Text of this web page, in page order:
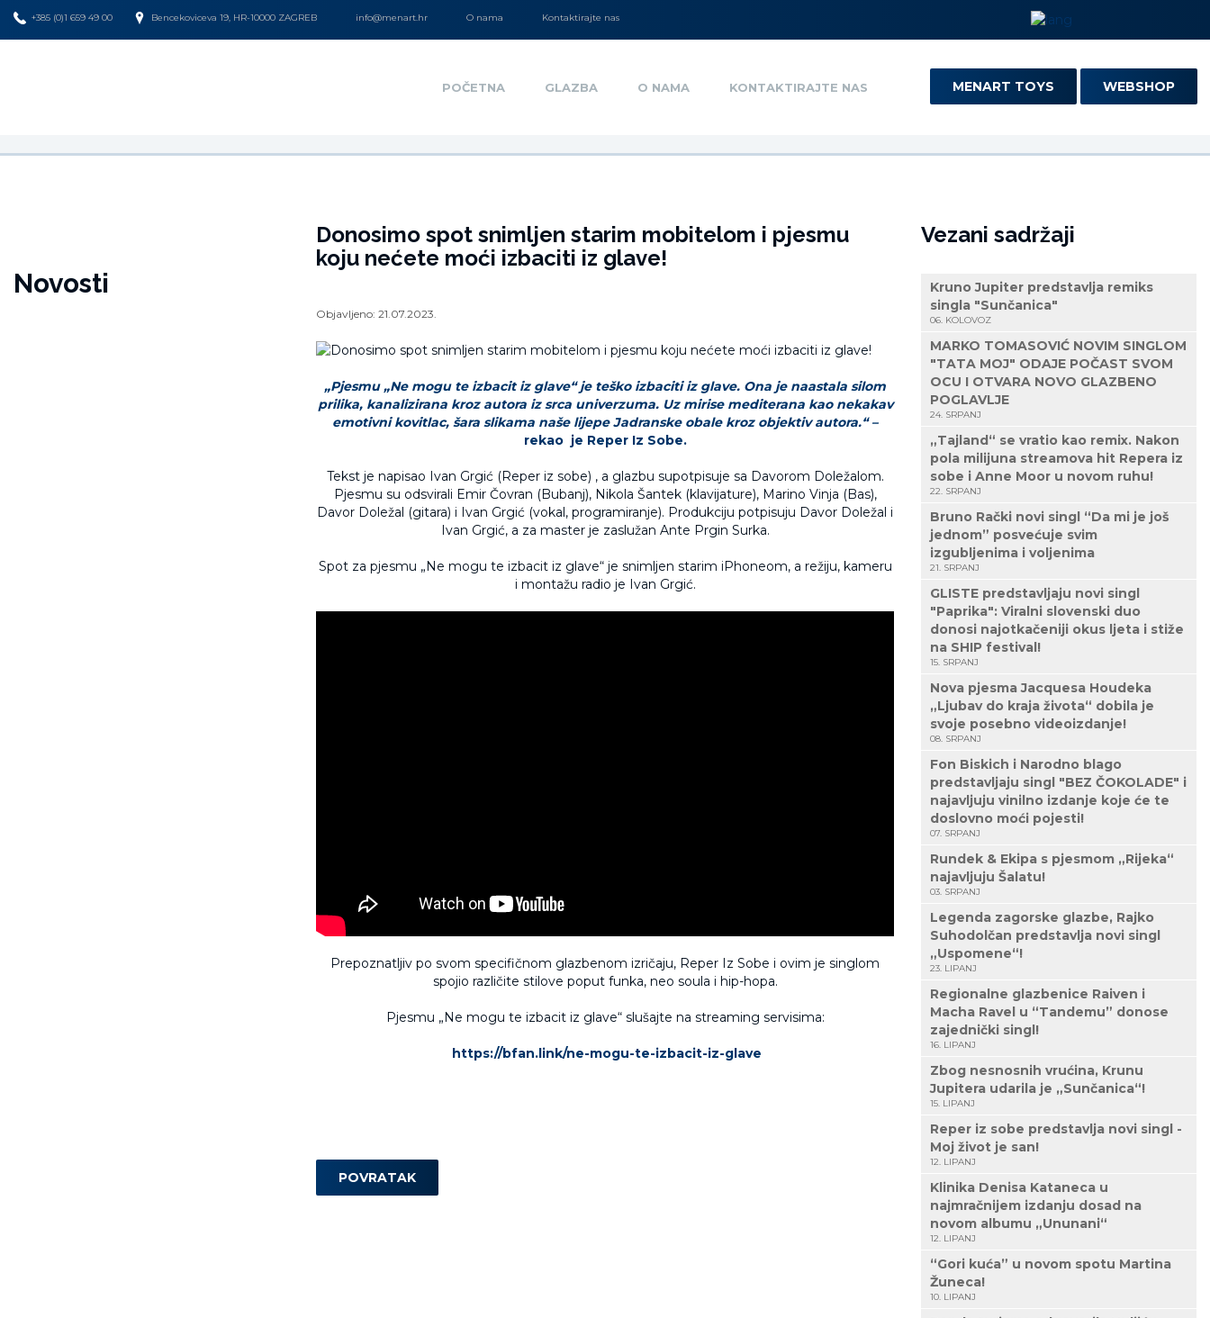
+385 (0)1 659 49 00 Bencekoviceva 19, HR-10000 ZAGREB info@menart.hr O nama Kontaktirajte nas
POČETNA GLAZBA O NAMA KONTAKTIRAJTE NAS MENART TOYS WEBSHOP
Novosti
Donosimo spot snimljen starim mobitelom i pjesmu
koju nećete moći izbaciti iz glave!
Objavljeno: 21.07.2023.
„Pjesmu „Ne mogu te izbacit iz glave“ je teško izbaciti iz glave. Ona je naastala silom
prilika, kanalizirana kroz autora iz srca univerzuma. Uz mirise mediterana kao nekakav
emotivni kovitlac, šara slikama naše lijepe Jadranske obale kroz objektiv autora.“ –
rekao je Reper Iz Sobe.
Tekst je napisao Ivan Grgić (Reper iz sobe) , a glazbu supotpisuje sa Davorom Doležalom.
Pjesmu su odsvirali Emir Čovran (Bubanj), Nikola Šantek (klavijature), Marino Vinja (Bas),
Davor Doležal (gitara) i Ivan Grgić (vokal, programiranje). Produkciju potpisuju Davor Doležal i
Ivan Grgić, a za master je zaslužan Ante Prgin Surka.
Spot za pjesmu „Ne mogu te izbacit iz glave“ je snimljen starim iPhoneom, a režiju, kameru
i montažu radio je Ivan Grgić.
Prepoznatljiv po svom specifičnom glazbenom izričaju, Reper Iz Sobe i ovim je singlom
spojio različite stilove poput funka, neo soula i hip-hopa.
Pjesmu „Ne mogu te izbacit iz glave“ slušajte na streaming servisima:
https://bfan.link/ne-mogu-te-izbacit-iz-glave
POVRATAK
Vezani sadržaji
Kruno Jupiter predstavlja remiks
singla "Sunčanica"
06. KOLOVOZ
MARKO TOMASOVIĆ NOVIM SINGLOM
"TATA MOJ" ODAJE POČAST SVOM
OCU I OTVARA NOVO GLAZBENO
POGLAVLJE
24. SRPANJ
„Tajland“ se vratio kao remix. Nakon
pola milijuna streamova hit Repera iz
sobe i Anne Moor u novom ruhu!
22. SRPANJ
Bruno Rački novi singl “Da mi je još
jednom” posvećuje svim
izgubljenima i voljenima
21. SRPANJ
GLISTE predstavljaju novi singl
"Paprika": Viralni slovenski duo
donosi najotkačeniji okus ljeta i stiže
na SHIP festival!
15. SRPANJ
Nova pjesma Jacquesa Houdeka
„Ljubav do kraja života“ dobila je
svoje posebno videoizdanje!
08. SRPANJ
Fon Biskich i Narodno blago
predstavljaju singl "BEZ ČOKOLADE" i
najavljuju vinilno izdanje koje će te
doslovno moći pojesti!
07. SRPANJ
Rundek & Ekipa s pjesmom „Rijeka“
najavljuju Šalatu!
03. SRPANJ
Legenda zagorske glazbe, Rajko
Suhodolčan predstavlja novi singl
„Uspomene“!
23. LIPANJ
Regionalne glazbenice Raiven i
Macha Ravel u “Tandemu” donose
zajednički singl!
16. LIPANJ
Zbog nesnosnih vrućina, Krunu
Jupitera udarila je „Sunčanica“!
15. LIPANJ
Reper iz sobe predstavlja novi singl -
Moj život je san!
12. LIPANJ
Klinika Denisa Kataneca u
najmračnijem izdanju dosad na
novom albumu „Ununani“
12. LIPANJ
“Gori kuća” u novom spotu Martina
Žuneca!
10. LIPANJ